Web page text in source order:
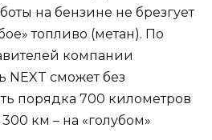
на бензине не брезгует
топливо (метан). По
компании
NEXT сможет без
порядка 700 километров
км – на «голубом»